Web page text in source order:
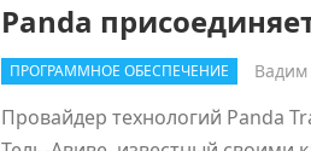
Panda
ПРОГРАММНОЕ ОБЕСПЕЧЕНИЕ Вадим
Провайдер технологий Panda